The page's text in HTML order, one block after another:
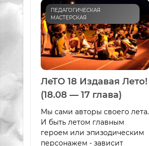
ПЕДАГОГИЧЕСКАЯ
МАСТЕРСКАЯ
ЛеТО 18 Издавая Лето!
(18.08 — 17 глава)
Мы сами авторы своего лета.
И быть летом главным
героем или эпизодическим
персонажем - зависит